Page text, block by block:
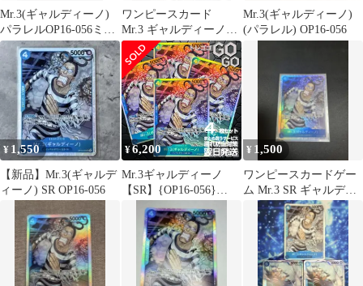
Mr.3(ギャルディーノ)
パラレルOP16-056ミス
タースリー おまけ付き
ワンピースカード
Mr.3 ギャルディーノ
決戦の刻 インペルダ
ウン sr
Mr.3(ギャルディーノ)
(パラレル) OP16-056
¥ 1,550
【新品】Mr.3(ギャルデ
ィーノ) SR OP16-056
¥6,200
Mr.3ギャルディーノ
【SR】{OP16-056}
【SR】{OP16-056}4枚
プレー用 決戦の刻
【OP-16】1
¥ 1,500
ワンピースカードゲー
ム Mr.3 SR ギャルディ
ーノ OP16-056